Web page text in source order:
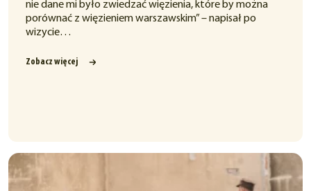
nie dane mi było zwiedzać więzienia, które by można
porównać z więzieniem warszawskim” – napisał po
wizycie…
Zobacz więcej